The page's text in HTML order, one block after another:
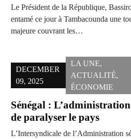
Le Président de la République,
entamé ce jour à Tambacounda une
majeure couvrant les…
DECEMBER
09, 2025
LA UNE,
ACTUALITÉ,
ÉCONOMIE
Sénégal :
de paralyser le pays
L’Intersyndicale de l’Administration